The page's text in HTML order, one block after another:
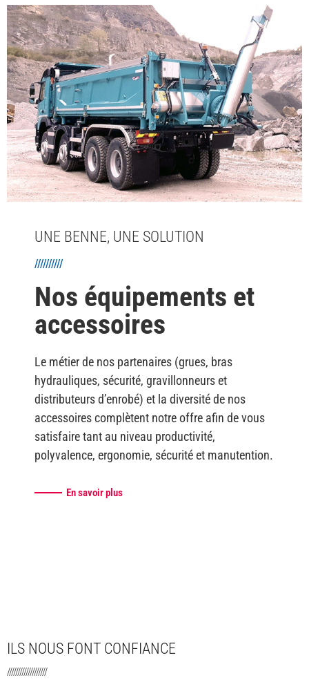
UNE BENNE, UNE SOLUTION
//////////
Nos équipements et
accessoires
Le métier de nos partenaires (grues, bras
hydrauliques, sécurité, gravillonneurs et
distributeurs d’enrobé) et la diversité de nos
accessoires complètent notre offre afin de vous
satisfaire tant au niveau productivité,
polyvalence, ergonomie, sécurité et manutention.
En savoir plus
ILS NOUS FONT CONFIANCE
///////////////////